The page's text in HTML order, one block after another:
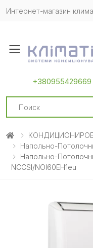
Интернет-магазин
Toggle
+380955429669
Search
Напольно-
Напольно-
NCCSI/NOI60EH1eu